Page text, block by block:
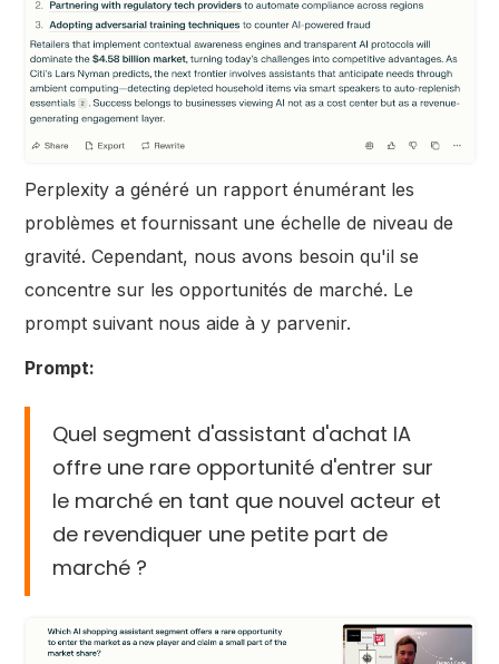
Perplexity a généré un rapport énumérant les
problèmes et fournissant une échelle de niveau de
gravité. Cependant, nous avons besoin qu'il se
concentre sur les opportunités de marché. Le
prompt suivant nous aide à y parvenir.
Prompt:
Quel segment d'assistant d'achat IA
offre une rare opportunité d'entrer sur
le marché en tant que nouvel acteur et
de revendiquer une petite part de
marché ?